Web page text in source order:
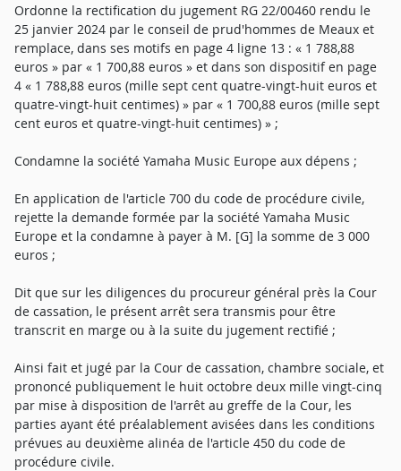
Ordonne la rectification du jugement RG 22/00460 rendu le
25 janvier 2024 par le conseil de prud'hommes de Meaux et
remplace, dans ses motifs en page 4 ligne 13 : « 1 788,88
euros » par « 1 700,88 euros » et dans son dispositif en page
4 « 1 788,88 euros (mille sept cent quatre-vingt-huit euros et
quatre-vingt-huit centimes) » par « 1 700,88 euros (mille sept
cent euros et quatre-vingt-huit centimes) » ;
Condamne la société Yamaha Music Europe aux dépens ;
En application de l'article 700 du code de procédure civile,
rejette la demande formée par la société Yamaha Music
Europe et la condamne à payer à M. [G] la somme de 3 000
euros ;
Dit que sur les diligences du procureur général près la Cour
de cassation, le présent arrêt sera transmis pour être
transcrit en marge ou à la suite du jugement rectifié ;
Ainsi fait et jugé par la Cour de cassation, chambre sociale, et
prononcé publiquement le huit octobre deux mille vingt-cinq
par mise à disposition de l'arrêt au greffe de la Cour, les
parties ayant été préalablement avisées dans les conditions
prévues au deuxième alinéa de l'article 450 du code de
procédure civile.